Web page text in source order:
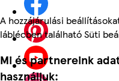
A hozzájárulási
láblécben található Süti
Mi és partnereink
használjuk: